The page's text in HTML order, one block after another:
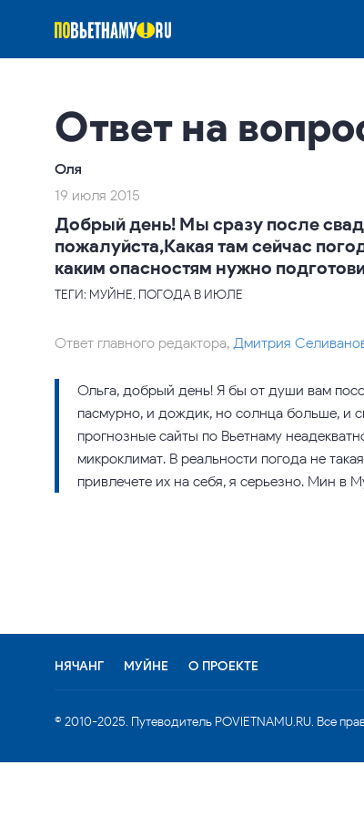
Ответ на
Оля
19 июля 2015
Добрый день! Мы сразу после
пожалуйста,Какая там сейчас
каким опасностям нужно
ТЕГИ: МУЙНЕ, ПОГОДА В ИЮЛЕ
Ответ главного редактора, Дмитрия
Ольга, добрый день! Я бы от души вам
пасмурно, и дождик, но солнца больше, и
прогнозные сайты по Вьетнаму
микроклимат. В реальности погода не
привлечете их на себя, я серьезно. Мин в
НЯЧАНГ МУЙНЕ О ПРОЕКТЕ
© 2010-2025. Путеводитель POVIETNAMU.RU. Все